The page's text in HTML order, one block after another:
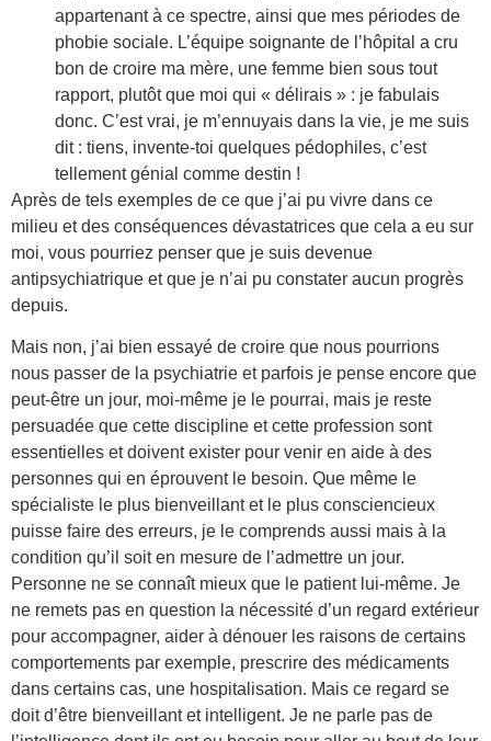
appartenant à ce spectre, ainsi que mes périodes de
phobie sociale. L’équipe soignante de l’hôpital a cru
bon de croire ma mère, une femme bien sous tout
rapport, plutôt que moi qui « délirais » : je fabulais
donc. C’est vrai, je m’ennuyais dans la vie, je me suis
dit : tiens, invente-toi quelques pédophiles, c’est
tellement génial comme destin !
Après de tels exemples de ce que j’ai pu vivre dans ce
milieu et des conséquences dévastatrices que cela a eu sur
moi, vous pourriez penser que je suis devenue
antipsychiatrique et que je n’ai pu constater aucun progrès
depuis.
Mais non, j’ai bien essayé de croire que nous pourrions
nous passer de la psychiatrie et parfois je pense encore que
peut-être un jour, moi-même je le pourrai, mais je reste
persuadée que cette discipline et cette profession sont
essentielles et doivent exister pour venir en aide à des
personnes qui en éprouvent le besoin. Que même le
spécialiste le plus bienveillant et le plus consciencieux
puisse faire des erreurs, je le comprends aussi mais à la
condition qu’il soit en mesure de l’admettre un jour.
Personne ne se connaît mieux que le patient lui-même. Je
ne remets pas en question la nécessité d’un regard extérieur
pour accompagner, aider à dénouer les raisons de certains
comportements par exemple, prescrire des médicaments
dans certains cas, une hospitalisation. Mais ce regard se
doit d’être bienveillant et intelligent. Je ne parle pas de